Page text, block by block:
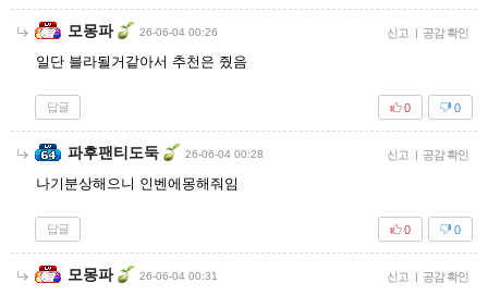
모몽파 26-06-04 00:26 신고 | 공감 확인
일단 블라될거같아서 추천은 줬음
답글 0
0
파후팬티도둑 26-06-04 00:28 신고 | 공감 확인
나기분상해으니 인벤에몽해줘임
답글 0
0
모몽파 26-06-04 00:31 신고 | 공감 확인